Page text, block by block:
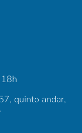
quinto andar,